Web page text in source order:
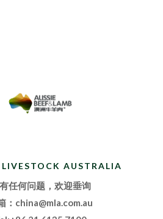
AUSTRALIA
任何问题，欢迎垂询
：china@mla.com.au